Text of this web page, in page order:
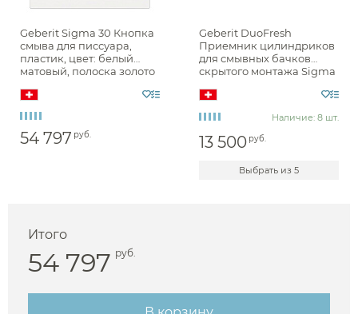
Держатели туалетной бумаги
Geberit Sigma 30 Кнопка
смыва для писсуара,
пластик, цвет: белый
матовый, полоска золото
54 797 руб.
Geberit DuoFresh
Приемник цилиндриков
для смывных бачков
скрытого монтажа Sigma
Наличие: 8 шт.
13 500 руб.
Выбрать из 5
Итого
54 797 руб.